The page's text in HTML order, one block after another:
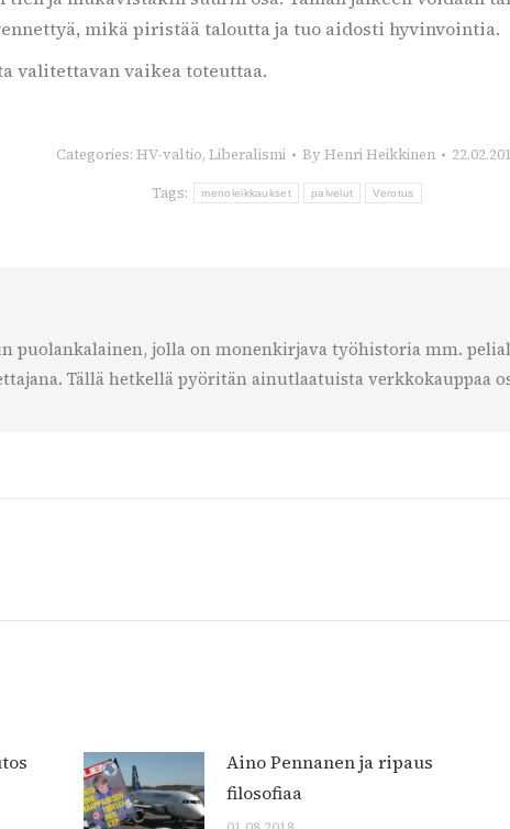
mikä piristää taloutta ja tuo aidosti hyvinvointia.
valitettavan vaikea toteuttaa.
Categories: HV-valtio, Liberalismi ByHenri Heikkinen
Tags: menoleikkaukset palvelut Verotus
puolankalainen, jolla on monenkirjava työhistoria mm.
Tällä hetkellä pyöritän ainutlaatuista verkkokauppaa
Aino Pennanen ja ripaus
filosofiaa